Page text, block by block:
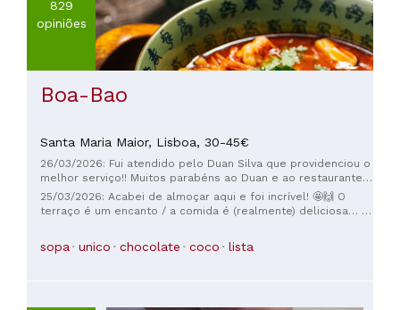
829
opiniões
Boa-Bao
Santa Maria Maior, Lisboa, 30-45€
26/03/2026: Fui atendido pelo Duan Silva que providenciou o
melhor serviço!! Muitos parabéns ao Duan e ao restaurante,
tudo maravilhoso
25/03/2026: Acabei de almoçar aqui e foi incrível! 🤩🙌 O
terraço é um encanto / a comida é (realmente) deliciosa… e
mais engraçada que já conhecemos!! 😅😂😂🤣 Muita energia
positiva / ótima vibe / além de ser super profissional!
sopa unico chocolate coco lista